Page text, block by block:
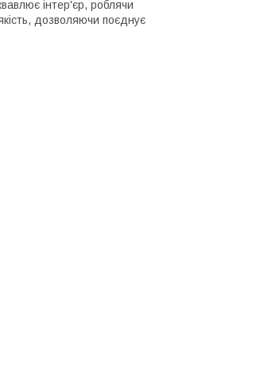
інтер'єр, роблячи
дозволяючи поєднує